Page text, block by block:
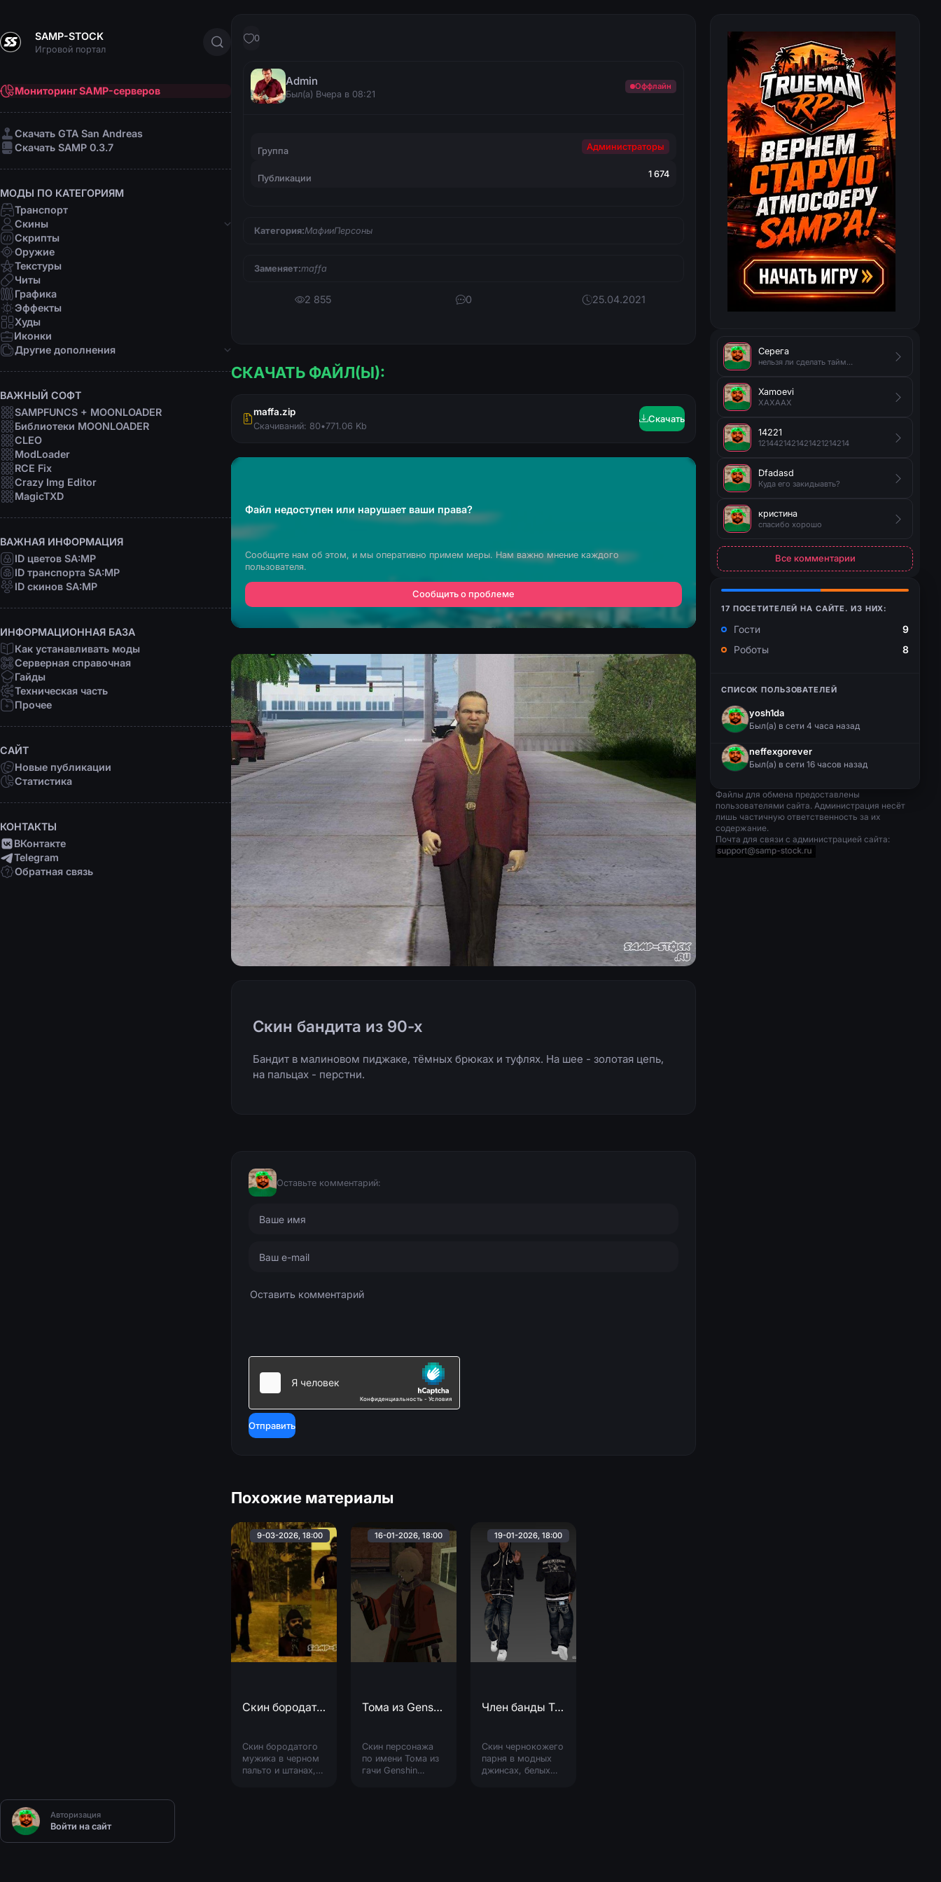
SAMP-STOCK
Игровой портал
Мониторинг SAMP-серверов
Cкачать GTA San Andreas
Cкачать SAMP 0.3.7
МОДЫ ПО КАТЕГОРИЯМ
Транспорт
Скины
Банды
Афро-американцы
Латино
Мафии
Организации
Девушки
Персоны
Рофл
Скрипты
Оружие
Текстуры
Читы
Графика
Эффекты
Худы
Иконки
Другие дополнения
Звуки
Анимации
Шрифты
Прицелы
Радары
Программы
ВАЖНЫЙ СОФТ
SAMPFUNCS + MOONLOADER
Библиотеки MOONLOADER
CLEO
ModLoader
RCE Fix
Crazy Img Editor
MagicTXD
ВАЖНАЯ ИНФОРМАЦИЯ
ID цветов SA:MP
ID транспорта SA:MP
ID скинов SA:MP
ИНФОРМАЦИОННАЯ БАЗА
Как устанавливать моды
Серверная справочная
Гайды
Техническая часть
Прочее
САЙТ
Новые публикации
Статистика
КОНТАКТЫ
ВКонтакте
Telegram
Обратная связь
Авторизация
Войти на сайт
0
Admin
Был(а) Вчера в 08:21
Оффлайн
Группа Администраторы
Публикации 1 674
Категория:МафииПерсоны
Заменяет:maffa
2 855 0 25.04.2021
СКАЧАТЬ ФАЙЛ(Ы):
maffa.zip
Скачиваний: 80•771.06 Kb
Скачать
Файл недоступен или нарушает ваши права?
Сообщите нам об этом, и мы оперативно примем меры. Нам важно мнение каждого
пользователя.
Сообщить о проблеме
Скин бандита из 90-х
Бандит в малиновом пиджаке, тёмных брюках и туфлях. На шее - золотая цепь,
на пальцах - перстни.
Оставьте комментарий:
Отправить
Похожие материалы
9-03-2026, 18:00
Скин бородатого мужика в пальто
Скин бородатого
мужика в черном
пальто и штанах,
16-01-2026, 18:00
Тома из Genshin Impact
Скин персонажа
по имени Тома из
гачи Genshin
19-01-2026, 18:00
Член банды True Religion
Скин чернокожего
парня в модных
джинсах, белых
Серега
Xamoevi
XAXAAX
14221
1214421421421421214214
Dfadasd
Куда его закидыавть?
кристина
спасибо хорошо
Все комментарии
17 ПОСЕТИТЕЛЕЙ НА САЙТЕ. ИЗ НИХ:
Гости
9
Роботы
8
СПИСОК ПОЛЬЗОВАТЕЛЕЙ
yosh1da
Был(a) в сети 4 часа назад
neffexgorever
Был(a) в сети 16 часов назад
Файлы для обмена предоставлены
пользователями сайта. Администрация несёт
лишь частичную ответственность за их
содержание.
Почта для связи с администрацией сайта: